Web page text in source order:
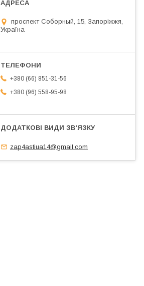
проспект Соборный, 15, Запоріжжя,
Україна
+380 (66) 851-31-56
+380 (96) 558-95-98
zap4astiua14@gmail.com